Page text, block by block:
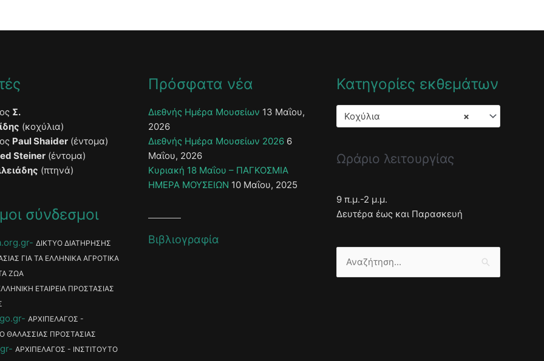
Σ.
(κοχύλια)
Paul Shaider (έντομα)
Steiner (έντομα)
(πτηνά)
σύνδεσμοι
ΔΙΚΤΥΟ ΔΙΑΤΗΡΗΣΗΣ
ΓΙΑ ΤΑ ΕΛΛΗΝΙΚΑ ΑΓΡΟΤΙΚΑ
ΖΩΑ
ΕΤΑΙΡΕΙΑ ΠΡΟΣΤΑΣΙΑΣ
ΑΡΧΙΠΕΛΑΓΟΣ -
ΘΑΛΑΣΣΙΑΣ ΠΡΟΣΤΑΣΙΑΣ
ΑΡΧΙΠΕΛΑΓΟΣ - ΙΝΣΤΙΤΟΥΤΟ
Πρόσφατα νέα
Διεθνής Ημέρα Μουσείων 13 Μαΐου,
2026
Διεθνής Ημέρα Μουσείων 2026 6
Μαΐου, 2026
Κυριακή 18 Μαΐου – ΠΑΓΚΟΣΜΙΑ
ΗΜΕΡΑ ΜΟΥΣΕΙΩΝ 10 Μαΐου, 2025
Βιβλιογραφία
Κατηγορίες εκθεμάτων
×
Κοχύλια
Ωράριο λειτουργίας
9 π.μ.-2 μ.μ.
Δευτέρα έως και Παρασκευή
Αναζήτηση
για: